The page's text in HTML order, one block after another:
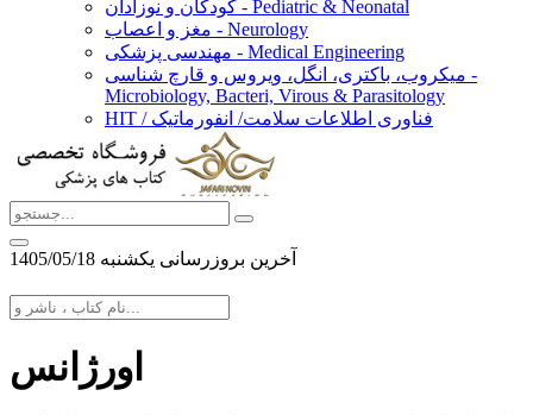
کودکان و نوزادان - Pediatric & Neonatal
مغز و اعصاب - Neurology
مهندسی پزشکی - Medical Engineering
میکروب، باکتری، انگل، ویروس و قارچ شناسی -
Microbiology, Bacteri, Virous & Parasitology
HIT / فناوری اطلاعات سلامت/ انفورماتیک
آخرین بروزرسانی يكشنبه 1405/05/18
اورژانس